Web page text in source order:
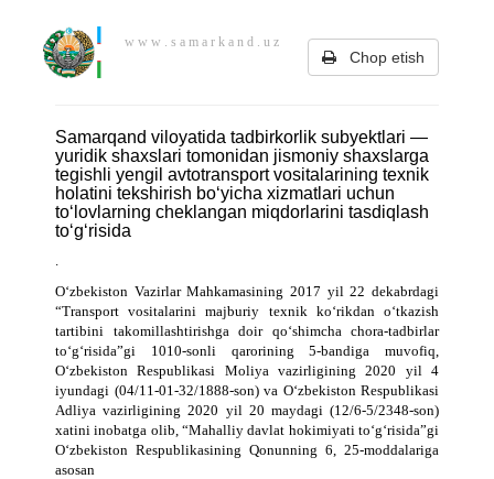
w w w . s a m a r k a n d . u z
Chop etish
Samarqand viloyatida tadbirkorlik subyektlari —
yuridik shaxslari tomonidan jismoniy shaxslarga
tegishli yengil avtotransport vositalarining texnik
holatini tekshirish bo‘yicha xizmatlari uchun
to‘lovlarning cheklangan miqdorlarini tasdiqlash
to‘g‘risida
O‘zbekiston Vazirlar Mahkamasining 2017 yil 22 dekabrdagi
“Transport vositalarini majburiy texnik ko‘rikdan o‘tkazish
tartibini takomillashtirishga doir qo‘shimcha chora-tadbirlar
to‘g‘risida”gi 1010-sonli qarorining 5-bandiga muvofiq,
O‘zbekiston Respublikasi Moliya vazirligining 2020 yil 4
iyundagi (04/11-01-32/1888-son) va O‘zbekiston Respublikasi
Adliya vazirligining 2020 yil 20 maydagi (12/6-5/2348-son)
xatini inobatga olib, “Mahalliy davlat hokimiyati to‘g‘risida”gi
O‘zbekiston Respublikasining Qonunning 6, 25-moddalariga
asosan